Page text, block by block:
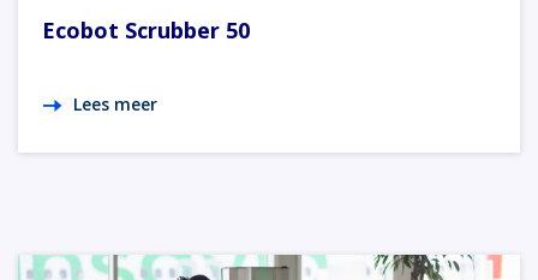
Ecobot Scrubber 50
Lees meer